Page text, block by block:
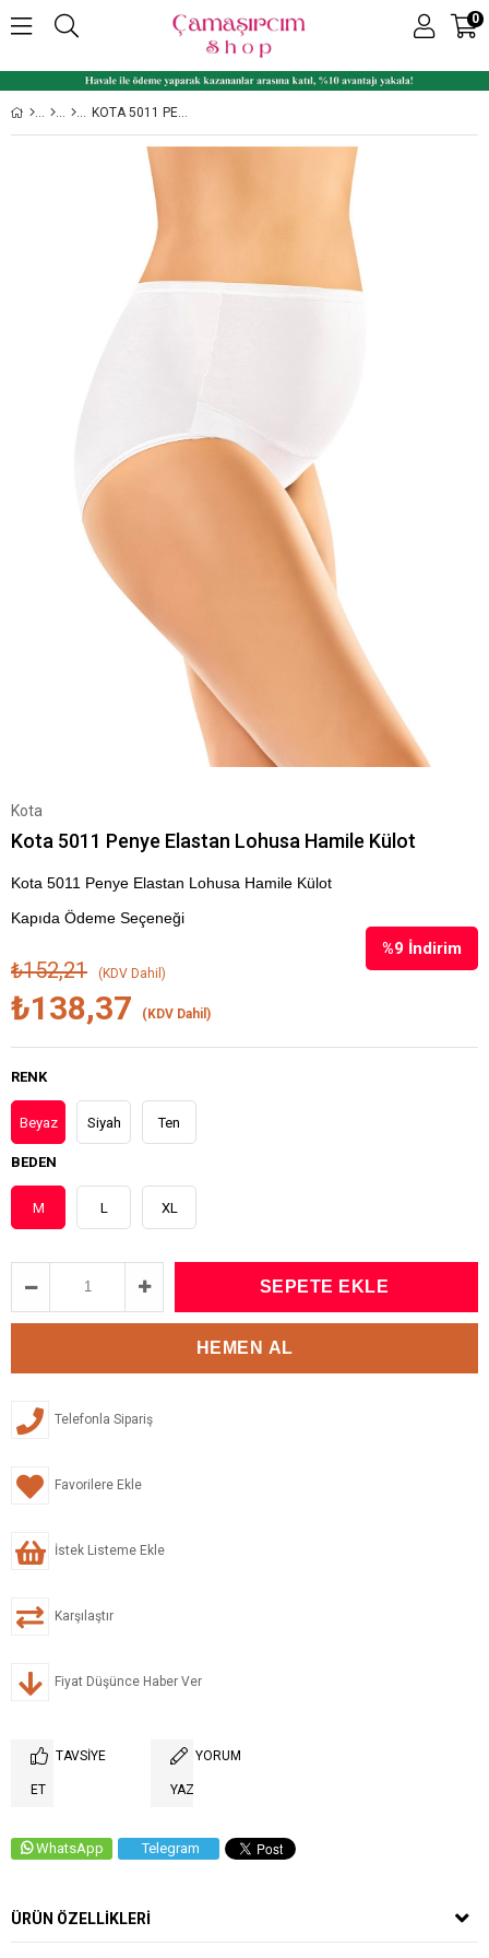
0
KOTA 5011 PENYE ELASTAN LOHUSA HAMILE KÜLOT
Kota
Kota 5011 Penye Elastan Lohusa Hamile Külot
Kota 5011 Penye Elastan Lohusa Hamile Külot
Kapıda Ödeme Seçeneği
%9 İndirim
₺152,21 (KDV Dahil)
₺138,37 (KDV Dahil)
RENK
Beyaz Siyah Ten
BEDEN
M L XL
Telefonla Sipariş
Favorilere Ekle
İstek Listeme Ekle
Karşılaştır
Fiyat Düşünce Haber Ver
TAVSIYE
ET
YORUM
YAZ
WhatsApp Telegram
ÜRÜN ÖZELLIKLERI